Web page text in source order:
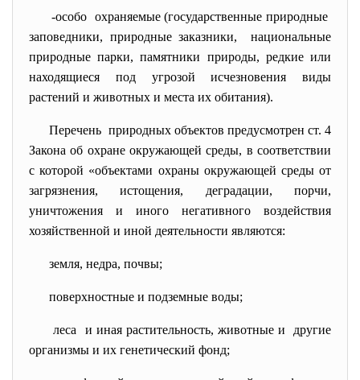
-особо охраняемые (государственные природные
заповедники, природные заказники, национальные
природные парки, памятники природы, редкие или
находящиеся под угрозой исчезновения виды
растений и животных и места их обитания).
Перечень природных объектов предусмотрен ст. 4
Закона об охране окружающей среды, в соответствии
с которой «объектами охраны окружающей среды от
загрязнения, истощения, деградации, порчи,
уничтожения и иного негативного воздействия
хозяйственной и иной деятельности являются:
земля, недра, почвы;
поверхностные и подземные воды;
леса и иная растительность, животные и другие
организмы и их генетический фонд;